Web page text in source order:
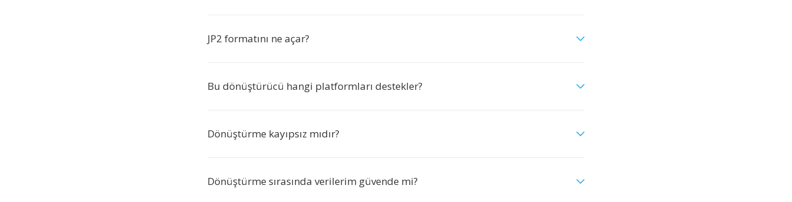
JP2 formatını ne açar?
Bu dönüştürücü hangi platformları destekler?
Dönüştürme kayıpsız mıdır?
Dönüştürme sırasında verilerim güvende mi?